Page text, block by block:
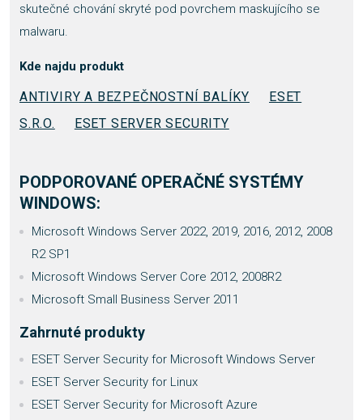
skutečné chování skryté pod povrchem maskujícího se
malwaru.
Kde najdu produkt
ANTIVIRY A BEZPEČNOSTNÍ BALÍKY
ESET
S.R.O.
ESET SERVER SECURITY
PODPOROVANÉ OPERAČNÉ SYSTÉMY
WINDOWS:
Microsoft Windows Server 2022, 2019, 2016, 2012, 2008
R2 SP1
Microsoft Windows Server Core 2012, 2008R2
Microsoft Small Business Server 2011
Zahrnuté produkty
ESET Server Security for Microsoft Windows Server
ESET Server Security for Linux
ESET Server Security for Microsoft Azure